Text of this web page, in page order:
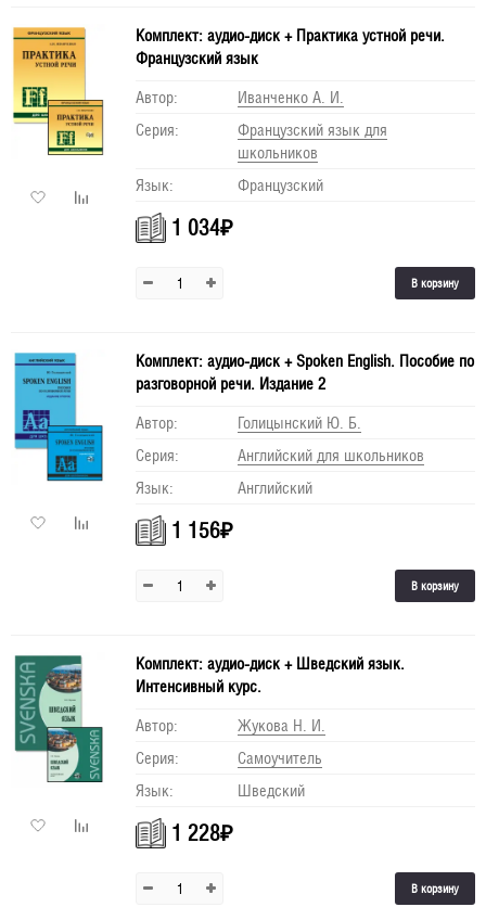
Комплект: аудио-диск + Практика устной речи.
Французский язык
Автор:
Иванченко А. И.
Серия:
Французский язык для
школьников
Язык:
Французский
1 034₽
В корзину
Комплект: аудио-диск + Spoken English. Пособие по
разговорной речи. Издание 2
Автор:
Голицынский Ю. Б.
Серия:
Английский для школьников
Язык:
Английский
1 156₽
В корзину
Комплект: аудио-диск + Шведский язык.
Интенсивный курс.
Автор:
Жукова Н. И.
Серия:
Самоучитель
Язык:
Шведский
1 228₽
В корзину